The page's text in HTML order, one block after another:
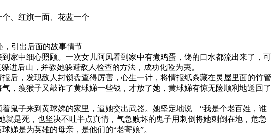
、红旗一面、花蓝一个
，引出后面的故事情节
家中细心照顾。一次女儿阿凤看到家中有煮鸡蛋，馋的口水都流出来了，可
进后山，并教她躲避敌人检查的方法，成功化险为夷。
后，发现敌人封锁盘查得厉害，心生一计，将情报纸条藏在灵屋里面的竹管
，瘦猴子又敲诈了黄球娣一些钱，才放了她，黄球娣有惊无险顺利地送回了
着鬼子来到黄球娣的家里，逼她交出武器。她坚定地说： “我是个老百姓，谁
是死，也坚决不吐半点真情，气急败坏的鬼子用刺倒将她刺倒在地，危急
娣是为英雄的母亲，是他们的“老寄娘”。